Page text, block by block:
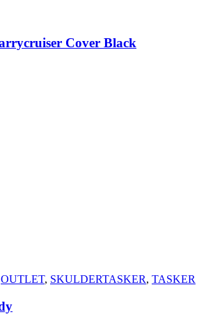
Cover Black
OUTLET, SKULDERTASKER, TASKER